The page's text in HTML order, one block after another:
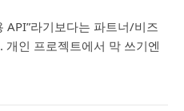
API”라기보다는 파트너/비즈
개인 프로젝트에서 막 쓰기엔